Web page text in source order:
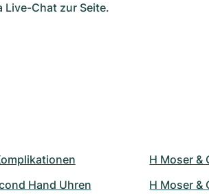
Live-Chat zur Seite.
Hand Uhren
H Moser &
H Moser &